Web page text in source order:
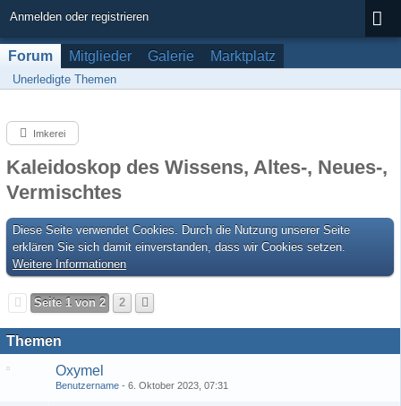
Anmelden oder registrieren
Forum Mitglieder Galerie Marktplatz
Unerledigte Themen
Imkerei
Kaleidoskop des Wissens, Altes-, Neues-,
Vermischtes
Diese Seite verwendet Cookies. Durch die Nutzung unserer Seite
erklären Sie sich damit einverstanden, dass wir Cookies setzen.
Weitere Informationen
Seite 1 von 2 2
Themen
Oxymel
Benutzername 6. Oktober 2023, 07:31